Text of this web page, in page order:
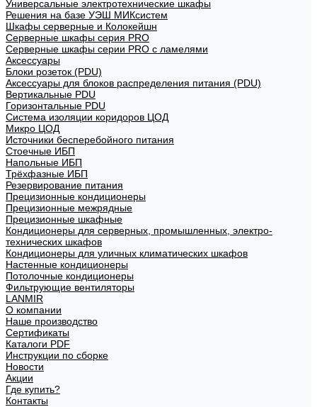
Универсальные электротехнические шкафы
Решения на базе УЭШ МИКсистем
Шкафы серверные и Колокейшн
Серверные шкафы серия PRO
Серверные шкафы серии PRO с ламелями
Аксессуары
Блоки розеток (PDU)
Аксессуары для блоков распределения питания (PDU)
Вертикальные PDU
Горизонтальные PDU
Система изоляции коридоров ЦОД
Микро ЦОД
Источники бесперебойного питания
Стоечные ИБП
Напольные ИБП
Трёхфазные ИБП
Резервирование питания
Прецизионные кондиционеры
Прецизионные межрядные
Прецизионные шкафные
Кондиционеры для серверных, промышленных, электро-
технических шкафов
Кондиционеры для уличных климатических шкафов
Настенные кондиционеры
Потолочные кондиционеры
Фильтрующие вентиляторы
LANMIR
О компании
Наше производство
Сертификаты
Каталоги PDF
Инструкции по сборке
Новости
Акции
Где купить?
Контакты